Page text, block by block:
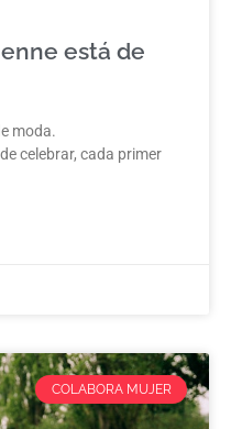
está de
moda.
celebrar, cada primer
COLABORA MUJER